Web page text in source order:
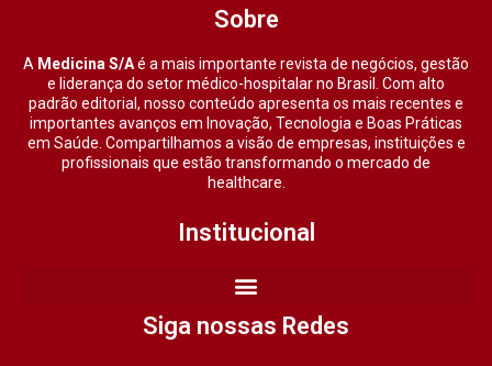
Sobre
A Medicina S/Aé a mais importante revista de negócios, gestão
e liderança do setor médico-hospitalar no Brasil. Com alto
padrão editorial, nosso conteúdo apresenta os mais recentes e
importantes avanços em Inovação, Tecnologia e Boas Práticas
em Saúde. Compartilhamos a visão de empresas, instituições e
profissionais que estão transformando o mercado de
healthcare.
Institucional
Siga nossas Redes